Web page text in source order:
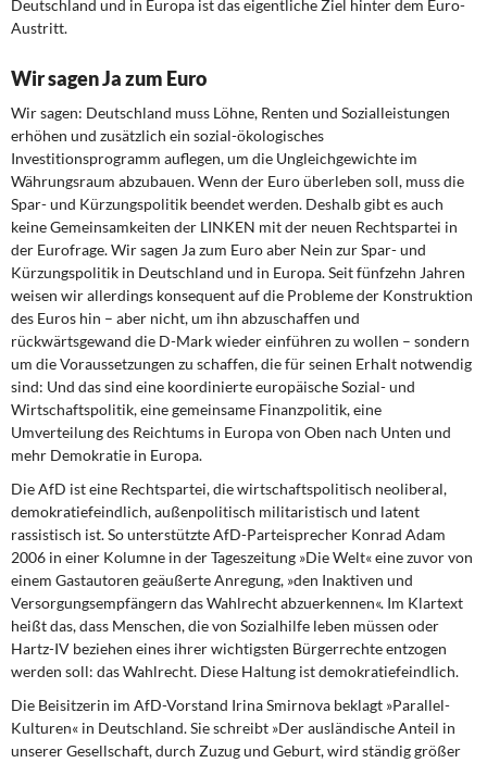
Deutschland und in Europa ist das eigentliche Ziel hinter dem Euro-
Austritt.
Wir sagen Ja zum Euro
Wir sagen: Deutschland muss Löhne, Renten und Sozialleistungen
erhöhen und zusätzlich ein sozial-ökologisches
Investitionsprogramm auflegen, um die Ungleichgewichte im
Währungsraum abzubauen. Wenn der Euro überleben soll, muss die
Spar- und Kürzungspolitik beendet werden. Deshalb gibt es auch
keine Gemeinsamkeiten der LINKEN mit der neuen Rechtspartei in
der Eurofrage. Wir sagen Ja zum Euro aber Nein zur Spar- und
Kürzungspolitik in Deutschland und in Europa. Seit fünfzehn Jahren
weisen wir allerdings konsequent auf die Probleme der Konstruktion
des Euros hin – aber nicht, um ihn abzuschaffen und
rückwärtsgewand die D-Mark wieder einführen zu wollen – sondern
um die Voraussetzungen zu schaffen, die für seinen Erhalt notwendig
sind: Und das sind eine koordinierte europäische Sozial- und
Wirtschaftspolitik, eine gemeinsame Finanzpolitik, eine
Umverteilung des Reichtums in Europa von Oben nach Unten und
mehr Demokratie in Europa.
Die AfD ist eine Rechtspartei, die wirtschaftspolitisch neoliberal,
demokratiefeindlich, außenpolitisch militaristisch und latent
rassistisch ist. So unterstützte AfD-Parteisprecher Konrad Adam
2006 in einer Kolumne in der Tageszeitung »Die Welt« eine zuvor von
einem Gastautoren geäußerte Anregung, »den Inaktiven und
Versorgungsempfängern das Wahlrecht abzuerkennen«. Im Klartext
heißt das, dass Menschen, die von Sozialhilfe leben müssen oder
Hartz-IV beziehen eines ihrer wichtigsten Bürgerrechte entzogen
werden soll: das Wahlrecht. Diese Haltung ist demokratiefeindlich.
Die Beisitzerin im AfD-Vorstand Irina Smirnova beklagt »Parallel-
Kulturen« in Deutschland. Sie schreibt »Der ausländische Anteil in
unserer Gesellschaft, durch Zuzug und Geburt, wird ständig größer